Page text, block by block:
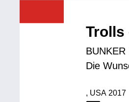
Trolls
BUNKER
Die
, USA2017